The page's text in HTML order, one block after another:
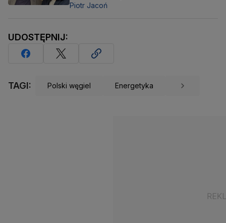
Piotr Jacoń
UDOSTĘPNIJ:
TAGI: Polski węgiel Energetyka